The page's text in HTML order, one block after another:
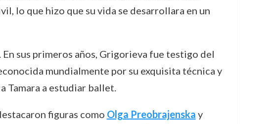
lo que hizo que su vida se desarrollara en un
sus primeros años, Grigorieva fue testigo del
mundialmente por su exquisita técnica y
Tamara a estudiar ballet.
figuras como Olga Preobrajenska y